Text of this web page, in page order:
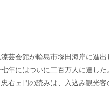
芸会館が輪島市塚田海岸に進
年にはついに二百万人に達し
ェ門の読みは、入込み観光客